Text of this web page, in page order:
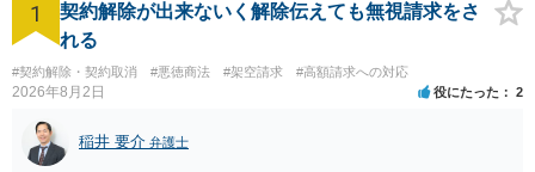
1
契約解除が出来ないく解除伝えても無視請求をさ
れる
#契約解除・契約取消 #悪徳商法 #架空請求 #高額請求への対応
2026年8月2日 役にたった 2
稲井 要介 弁護士